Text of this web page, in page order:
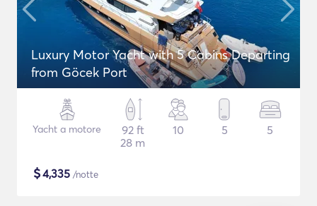
Luxury Motor Yacht with 5 Cabins Departing
from Göcek Port
Yacht a motore
92 ft
28 m
10 5 5
$4,335 /notte